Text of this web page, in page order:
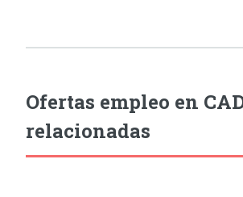
Ofertas empleo en
relacionadas